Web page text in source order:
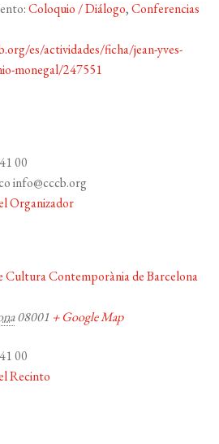
Coloquio / Diálogo,Conferencias
es/actividades/ficha/jean-yves-
monegal/247551
00
info@cccb.org
Organizador
Cultura Contemporània de Barcelona
08001 + Google Map
00
Recinto